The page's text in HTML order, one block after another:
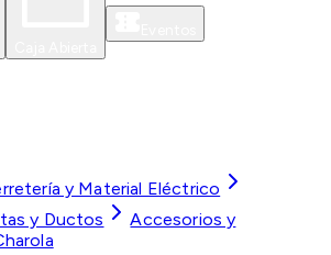
y Material Eléctrico
y Ductos
Accesorios y